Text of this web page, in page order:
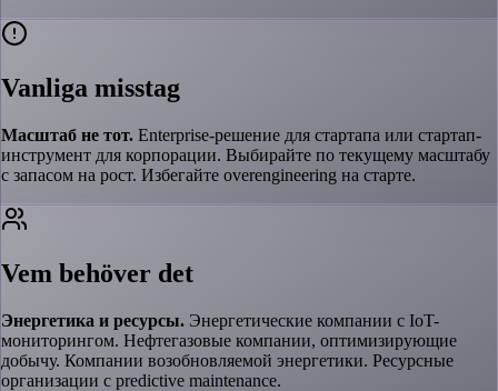
Vanliga misstag
Масштаб не тот. Enterprise-решение для стартапа или стартап-
инструмент для корпорации. Выбирайте по текущему масштабу
с запасом на рост. Избегайте overengineering на старте.
Vem behöver det
Энергетика и ресурсы. Энергетические компании с IoT-
мониторингом. Нефтегазовые компании, оптимизирующие
добычу. Компании возобновляемой энергетики. Ресурсные
организации с predictive maintenance.